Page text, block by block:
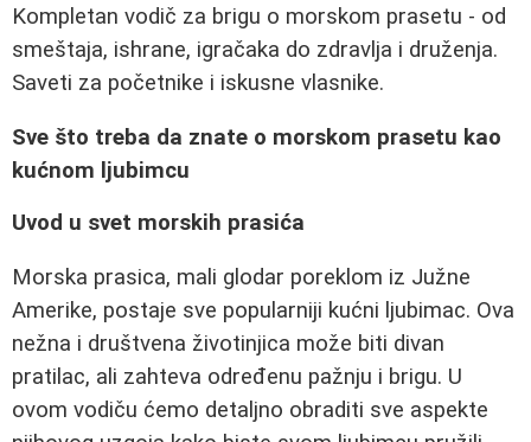
Kompletan vodič za brigu o morskom prasetu - od
smeštaja, ishrane, igračaka do zdravlja i druženja.
Saveti za početnike i iskusne vlasnike.
Sve što treba da znate o morskom prasetu kao
kućnom ljubimcu
Uvod u svet morskih prasića
Morska prasica, mali glodar poreklom iz Južne
Amerike, postaje sve popularniji kućni ljubimac. Ova
nežna i društvena životinjica može biti divan
pratilac, ali zahteva određenu pažnju i brigu. U
ovom vodiču ćemo detaljno obraditi sve aspekte